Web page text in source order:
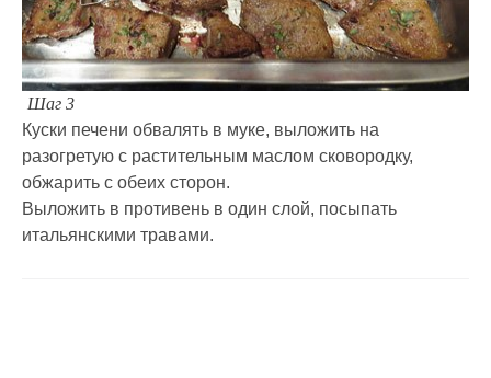
Шаг 3
Куски печени обвалять в муке, выложить на
разогретую с растительным маслом сковородку,
обжарить с обеих сторон.
Выложить в противень в один слой, посыпать
итальянскими травами.